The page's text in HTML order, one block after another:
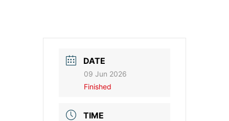
DATE
09 Jun 2026
Finished
TIME